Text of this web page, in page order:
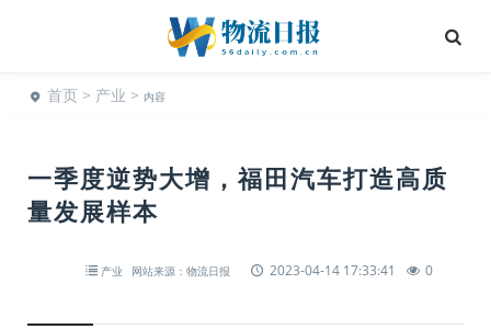
首页 > 产业 > 内容
一季度逆势大增，福田汽车打造高质
量发展样本
产业 网站来源：物流日报 2023-04-14 17:33:41 0